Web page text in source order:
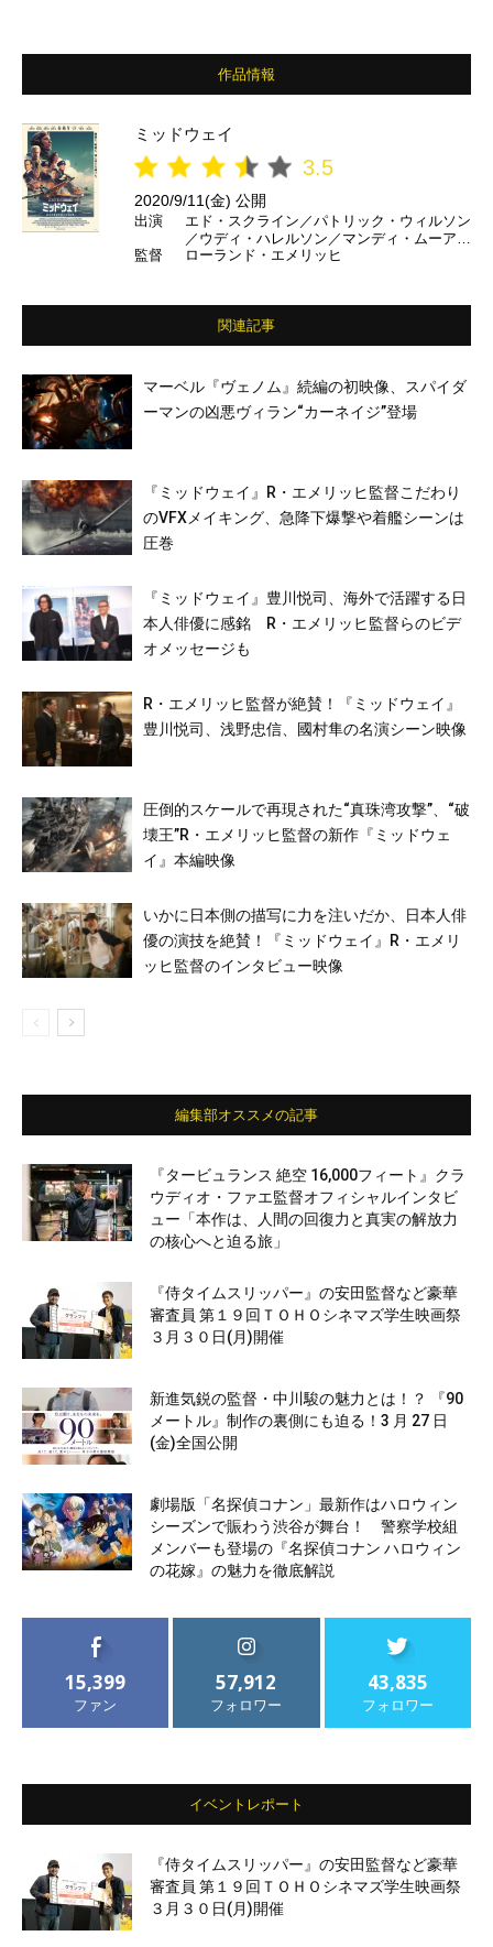
作品情報
ミッドウェイ
3.5
2020/9/11(金) 公開
出演
エド・スクライン／パトリック・ウィルソン
／ウディ・ハレルソン／マンディ・ムーア／
ルーク・エヴァンス／豊川悦司／浅野忠信／
監督 ローランド・エメリッヒ
関連記事
マーベル『ヴェノム』続編の初映像、スパイダ
ーマンの凶悪ヴィラン“カーネイジ”登場
『ミッドウェイ』R・エメリッヒ監督こだわり
のVFXメイキング、急降下爆撃や着艦シーンは
圧巻
『ミッドウェイ』豊川悦司、海外で活躍する日
本人俳優に感銘 R・エメリッヒ監督らのビデ
オメッセージも
R・エメリッヒ監督が絶賛！『ミッドウェイ』
豊川悦司、浅野忠信、國村隼の名演シーン映像
圧倒的スケールで再現された“真珠湾攻撃”、“破
壊王”R・エメリッヒ監督の新作『ミッドウェ
イ』本編映像
いかに日本側の描写に力を注いだか、日本人俳
優の演技を絶賛！『ミッドウェイ』R・エメリ
ッヒ監督のインタビュー映像
編集部オススメの記事
『タービュランス 絶空 16,000フィート』クラ
ウディオ・ファエ監督オフィシャルインタビ
ュー「本作は、人間の回復力と真実の解放力
の核心へと迫る旅」
『侍タイムスリッパー』の安田監督など豪華
審査員 第１９回ＴＯＨＯシネマズ学生映画祭
３月３０日(月)開催
新進気鋭の監督・中川駿の魅力とは！？ 『90
メートル』制作の裏側にも迫る！3 月 27 日
(金)全国公開
劇場版「名探偵コナン」最新作はハロウィン
シーズンで賑わう渋谷が舞台！ 警察学校組
メンバーも登場の『名探偵コナン ハロウィン
の花嫁』の魅力を徹底解説
15,399
ファン
57,912
フォロワー
43,835
フォロワー
イベントレポート
『侍タイムスリッパー』の安田監督など豪華
審査員 第１９回ＴＯＨＯシネマズ学生映画祭
３月３０日(月)開催